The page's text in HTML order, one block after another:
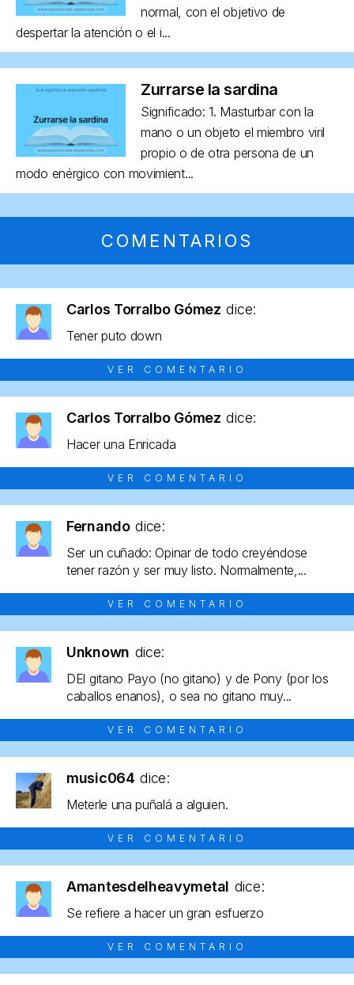
normal, con el objetivo de
despertar la atención o el i...
Zurrarse la sardina
Significado: 1. Masturbar con la
mano o un objeto el miembro viril
propio o de otra persona de un
modo enérgico con movimient...
COMENTARIOS
Carlos Torralbo Gómez dice:
Tener puto down
VER COMENTARIO
Carlos Torralbo Gómez dice:
Hacer una Enricada
VER COMENTARIO
Fernando dice:
Ser un cuñado: Opinar de todo creyéndose
tener razón y ser muy listo. Normalmente,...
VER COMENTARIO
Unknown dice:
DEl gitano Payo (no gitano) y de Pony (por los
caballos enanos), o sea no gitano muy...
VER COMENTARIO
music064 dice:
Meterle una puñalá a alguien.
VER COMENTARIO
Amantesdelheavymetal dice:
Se refiere a hacer un gran esfuerzo
VER COMENTARIO